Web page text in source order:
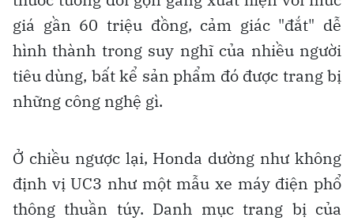
giá gần 60 triệu đồng, cảm giác "đắt" dễ
hình thành trong suy nghĩ của nhiều người
tiêu dùng, bất kể sản phẩm đó được trang bị
những công nghệ gì.
Ở chiều ngược lại, Honda dường như không
định vị UC3 như một mẫu xe máy điện phổ
thông thuần túy. Danh mục trang bị của